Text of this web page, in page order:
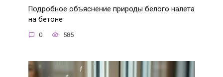
Подробное объяснение природы белого налета
на бетоне
0 585